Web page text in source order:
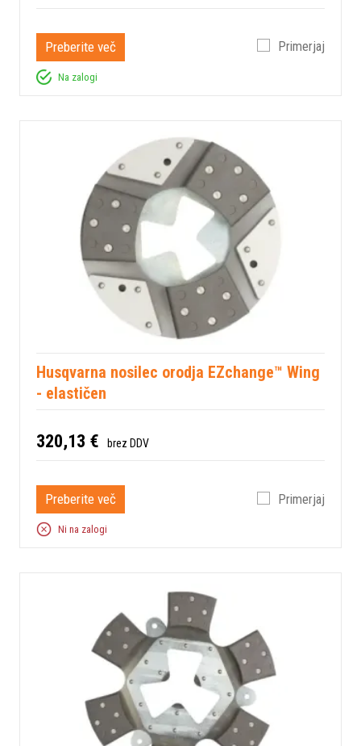
Preberite več Primerjaj
Na zalogi
Husqvarna nosilec orodja EZchange™ Wing
- elastičen
320,13 € brez DDV
Preberite več Primerjaj
Ni na zalogi